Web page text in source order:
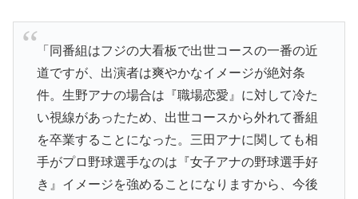
「同番組はフジの大看板で出世コースの一番の近
道ですが、出演者は爽やかなイメージが絶対条
件。生野アナの場合は『職場恋愛』に対して冷た
い視線があったため、出世コースから外れて番組
を卒業することになった。三田アナに関しても相
手がプロ野球選手なのは『女子アナの野球選手好
き』イメージを強めることになりますから、今後